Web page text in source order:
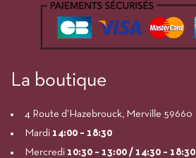
La boutique
4 Route d’Hazebrouck, Merville 59660
Mardi 14:00 – 18:30
Mercredi 10:30 – 13:00 / 14:30 – 18:30